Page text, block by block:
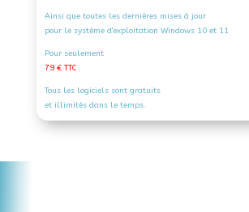
Ainsi que toutes les dernières mises à jour
pour le système d'exploitation Windows 10 et 11
Pour seulement
79 € TTC
Tous les logiciels sont gratuits
et illimités dans le temps.